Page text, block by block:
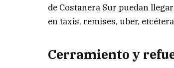
de Costanera Sur puedan
en taxis, remises, uber,
Cerramiento y